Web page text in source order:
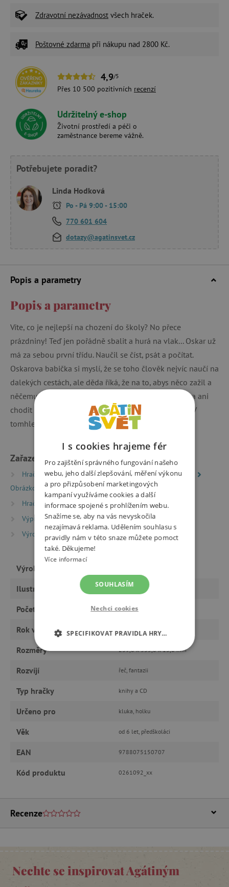
Zdravotní nezávadnost všech hraček.
Poštovné zdarma při nákupu nad 2800 Kč.
4,9/5
Přes 10 500 pozitivních recenzí
Udržitelný e-shop
Životní prostředí a péči o
zaměstnance bereme vážně.
Potřebujete poradit?
Linda Hodková
Po - Pá 9:00 - 15:00
770 601 604
dotazy@agatinsvet.cz
Popis a parametry
Popis a parametry
Víte, co je nejlepší na chození do školy? No přece
prázdniny! Teď jen pořádně sbalit a hurá na vlak... Oskar už
má za sebou první třídu. Naučil se číst, psát a počítat.
Oskarova babička si myslí, že se toho člověk nejvíc naučí na
dalekých cestách, ale děda říká, že na to, abys něco zažil a
něčemu se přiučil, nemusíš lítat na druhý konec světa ani
chodit do školy. Stačí si vyjít do lesa nebo k rybníku. V
tomhle si kocour s dědou moc dobře rozumí! MŇAU!
Zařazeno v kategoriích
Hračky dle typu Knihy
Knížky pro nejmenší
Obrázkové knížky
Hračky dle typu
Knihy
Beletrie pro děti
Výprodej %
Výprodej -50 %
Výrobci
baobab
Výrobce
Ilustrátor Eva Maceková
Počet stran 64
Rok vydání
Rozměry 239,0 x 335,0 x 15,0 mm
Rozvíjí řeč, fantazii
Typ hračky knihy a CD
Určeno pro kluka, holku
Věk od 6 let, předškoláci
EAN 9788075150707
Kód produktu 0261092_xx
Recenze
Nechte se inspirovat Agátiným
I s cookies hrajeme fér
Pro zajištění správného fungování našeho
webu, jeho další zlepšování, měření výkonu
a pro přizpůsobení marketingových
kampaní využíváme cookies a další
informace spojené s prohlížením webu.
Snažíme se, aby na vás nevyskočila
nezajímavá reklama. Udělením souhlasu s
pravidly nám v této snaze můžete pomoct
také. Děkujeme!
Více informací
SOUHLASÍM
Nechci cookies
SPECIFIKOVAT PRAVIDLA HRY…
NEZBYTNĚ NUTNÉ COOKIES
Nezbytně nutné cookies
stránky nelze bez nezbytně nutných souborů
Název
Provider